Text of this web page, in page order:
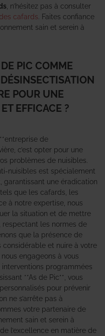
, n’hésitez pas à consulter
cafards . Faites confiance
sain et serein à
PIC COMME
POUR UNE
EFFICACE ?
de
c’est opter pour une
problèmes de nuisibles.
nuisibles est spécialement
garantissant une éradication
que les cafards, les
à notre expertise, nous
la situation et de mettre
les normes de
que la présence de
et nuire à votre
engageons à vous
programmées
**As de Pic**, vous
pour prévenir
ne s’arrête pas à
votre partenaire de
sain et serein à
l’excellence en matière de